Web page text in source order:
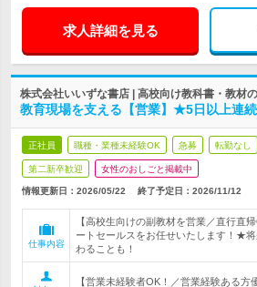
求人詳細を見る
株式会社いいずな書店 | 高校向け教科書・教材
教育現場を支える【営業】★5日以上連続
正社員 職種・業種未経験OK 急募 転勤なし
第二新卒歓迎 女性のおしごと掲載中
情報更新日：2026/05/22 終了予定日： 2026/11/12
仕事内容
【高校生向けの副教材を営業／直行直
ートセールスをお任せいたします！★
わることも！
【営業未経験者OK！／営業経験ある方